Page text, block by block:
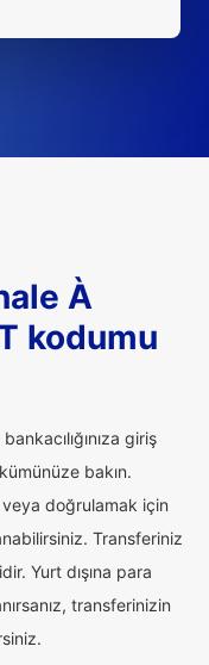
À
kodumu
giriş
bakın.
veya doğrulamak için
Transferiniz
Yurt dışına para
transferinizin